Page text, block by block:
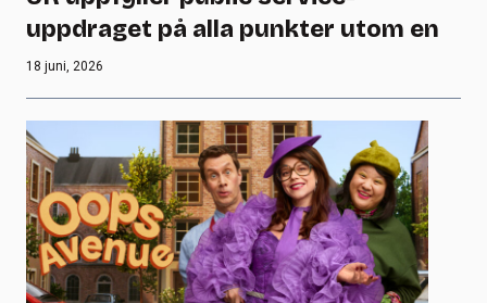
uppdraget på alla punkter utom en
18 juni, 2026